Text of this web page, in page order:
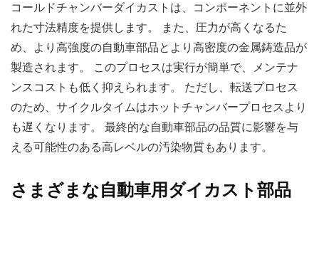
コールドチャンバーダイカストは、コンポーネントに並外
れた寸法精度を提供します。 また、圧力が高くなるた
め、より高強度の自動車部品とより高密度の金属鋳造品が
製造されます。 このプロセスは実行が簡単で、メンテナ
ンスコストも低く抑えられます。 ただし、転送プロセス
のため、サイクルタイムはホットチャンバープロセスより
も遅くなります。 最終的な自動車部品の品質に影響を与
える可能性のある高レベルの汚染物質もあります。
さまざまな自動車用ダイカスト部品